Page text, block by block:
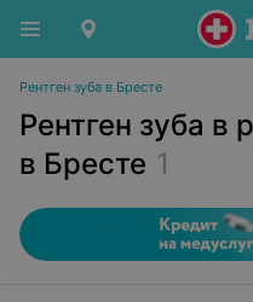
Рентген зуба в Бресте
Рентген зуба в
в Бресте 1